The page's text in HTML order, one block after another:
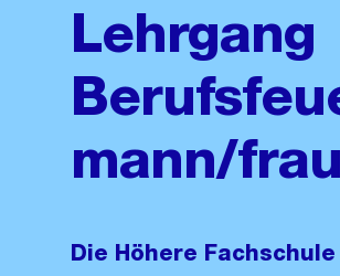
Lehrgang
mann/
Die Höhere